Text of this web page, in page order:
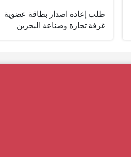
طلب إعادة اصدار بطاقة عضوية
غرفة تجارة وصناعة البحرين